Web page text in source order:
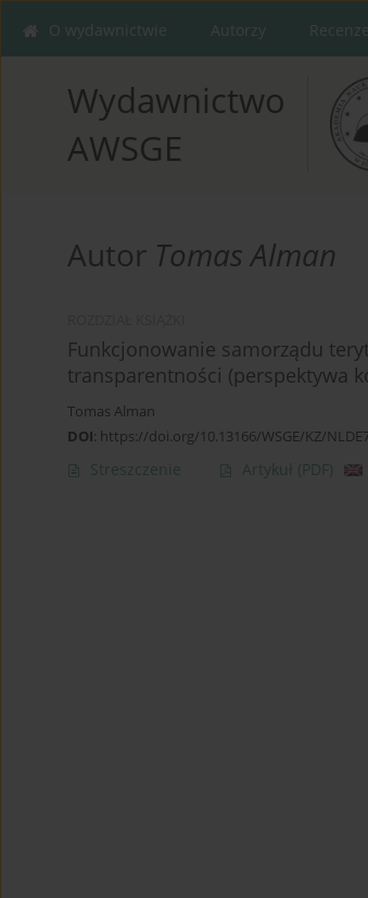
O wydawnictwie Autorzy
Wydawnictwo
AWSGE
Autor Tomas Alman
Funkcjonowanie samorządu
transparentności (perspektywa
Tomas Alman
DOI: https://doi.org/10.13166/WSGE/KZ/
Streszczenie Artykuł (PDF)